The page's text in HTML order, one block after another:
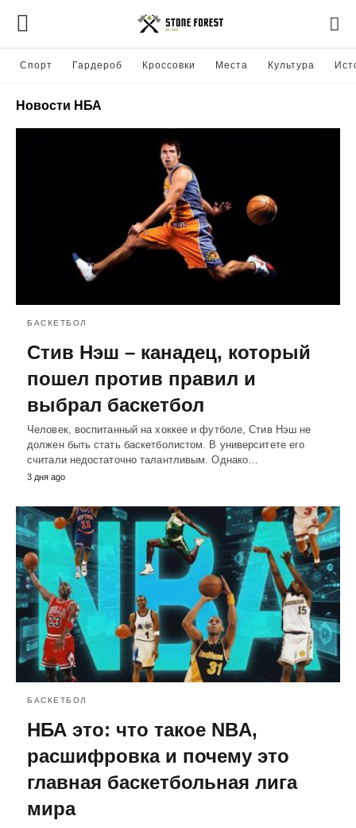
Спорт Гардероб Кроссовки Места Культура
Новости НБА
БАСКЕТБОЛ
Стив Нэш – канадец, который
пошел против правил и
выбрал баскетбол
Человек, воспитанный на хоккее и футболе, Стив Нэш не
должен быть стать баскетболистом. В университете его
считали недостаточно талантливым. Однако…
3 дня ago
БАСКЕТБОЛ
НБА это: что такое NBA,
расшифровка и почему это
главная баскетбольная лига
мира